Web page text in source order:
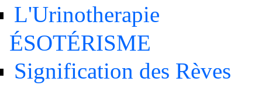
L'Urinotherapie
ÉSOTÉRISME
Signification des Rèves